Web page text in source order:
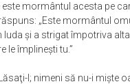
este mormântul acesta pe
„Este mormântul
Iuda şi a strigat împotriva
le împlineşti tu.”
l; nimeni să nu-i mişte